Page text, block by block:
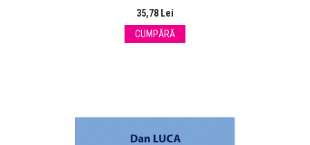
35,78 Lei
CUMPĂRĂ